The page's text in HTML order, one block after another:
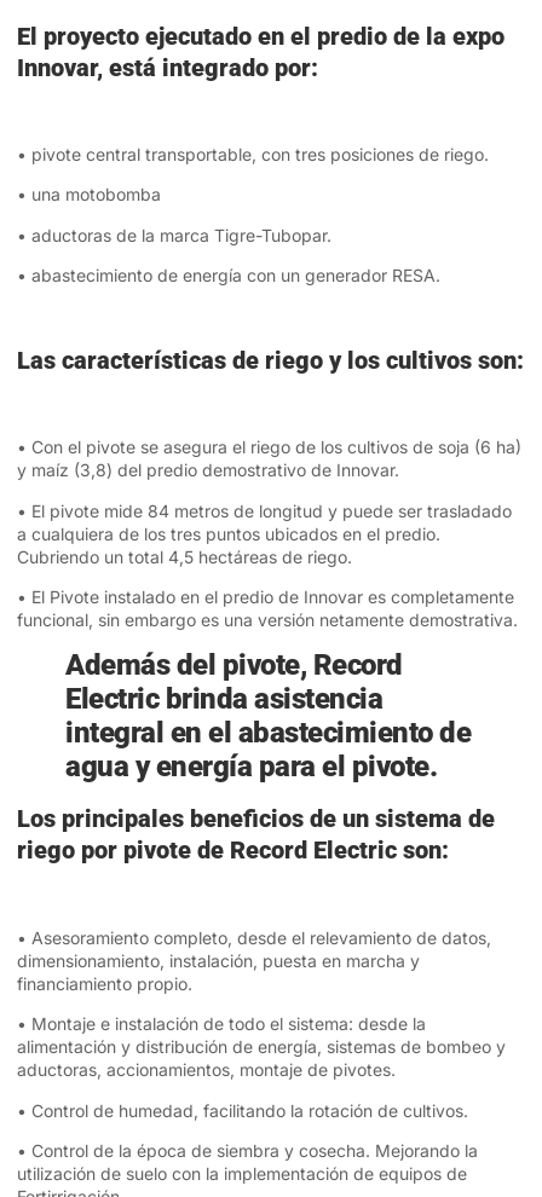
El proyecto ejecutado en el predio de la expo
Innovar, está integrado por:
• pivote central transportable, con tres posiciones de riego.
• una motobomba
• aductoras de la marca Tigre-Tubopar.
• abastecimiento de energía con un generador RESA.
Las características de riego y los cultivos son:
• Con el pivote se asegura el riego de los cultivos de soja (6 ha)
y maíz (3,8) del predio demostrativo de Innovar.
• El pivote mide 84 metros de longitud y puede ser trasladado
a cualquiera de los tres puntos ubicados en el predio.
Cubriendo un total 4,5 hectáreas de riego.
• El Pivote instalado en el predio de Innovar es completamente
funcional, sin embargo es una versión netamente demostrativa.
Además del pivote, Record
Electric brinda asistencia
integral en el abastecimiento de
agua y energía para el pivote.
Los principales beneficios de un sistema de
riego por pivote de Record Electric son:
• Asesoramiento completo, desde el relevamiento de datos,
dimensionamiento, instalación, puesta en marcha y
financiamiento propio.
• Montaje e instalación de todo el sistema: desde la
alimentación y distribución de energía, sistemas de bombeo y
aductoras, accionamientos, montaje de pivotes.
• Control de humedad, facilitando la rotación de cultivos.
• Control de la época de siembra y cosecha. Mejorando la
utilización de suelo con la implementación de equipos de